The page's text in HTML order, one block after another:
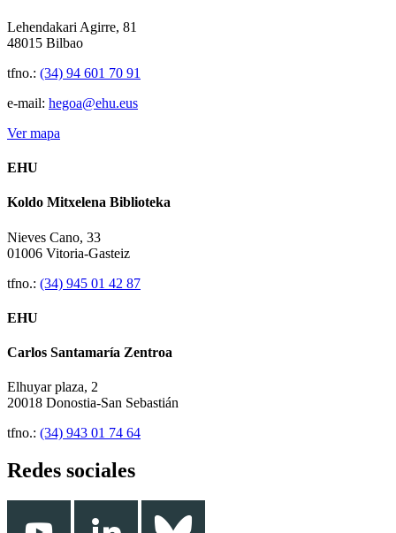
Lehendakari Agirre, 81
48015 Bilbao
tfno.: (34) 94 601 70 91
e-mail: hegoa@ehu.eus
Ver mapa
EHU
Koldo Mitxelena Biblioteka
Nieves Cano, 33
01006 Vitoria-Gasteiz
tfno.: (34) 945 01 42 87
EHU
Carlos Santamaría Zentroa
Elhuyar plaza, 2
20018 Donostia-San Sebastián
tfno.: (34) 943 01 74 64
Redes sociales